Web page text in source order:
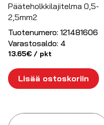
Pääteholkkilajitelma 0,5-
2,5mm2
Tuotenumero: 121481606
Varastosaldo: 4
13.65€ / pkt
Lisää ostoskoriin